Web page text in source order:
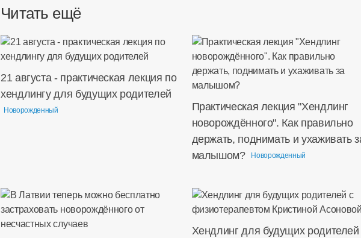
Читать ещё
21 августа - практическая лекция по
хендлингу для будущих родителей
Новорожденный
Практическая лекция "Хендлинг
новорождённого". Как правильно
держать, поднимать и ухаживать
малышом?
Новорожденный
Хендлинг для будущих родителей